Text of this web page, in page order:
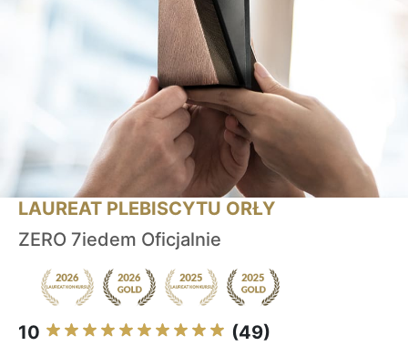
LAUREAT PLEBISCYTU ORŁY
ZERO 7iedem Oficjalnie
10 (49)